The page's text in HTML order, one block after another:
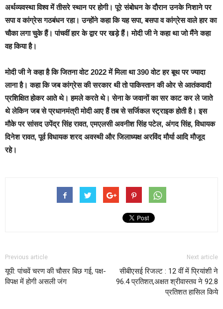
अर्थव्यवस्था विश्व में तीसरे स्थान पर होगी। पूरे संबोधन के दौरान उनके निशाने पर
सपा व कांग्रेस गठबंधन रहा। उन्होंने कहा कि यह सपा, बसपा व कांग्रेस वाले हार का
चौका लगा चुके हैं। पांचवीं हार के द्वार पर खड़े हैं। मोदी जी ने कहा था जो मैंने कहा
वह किया है।
मोदी जी ने कहा है कि जितना वोट 2022 में मिला था 390 वोट हर बूथ पर ज्यादा
लाना है। कहा कि जब कांग्रेस की सरकार थी तो पाकिस्तान की ओर से आतंकवादी
प्रशिक्षित होकर आते थे। हमले करते थे। सेना के जवानों का सर काट कर ले जाते
थे लेकिन जब से प्रधानमंत्री मोदी आए हैं तब से सर्जिकल स्ट्राइक होती है। इस
मौके पर सांसद उपेंद्र सिंह रावत, एमएलसी अवनीश सिंह पटेल, अंगद सिंह, विधायक
दिनेश रावत, पूर्व विधायक शरद अवस्थी और जिलाध्यक्ष अरविंद मौर्या आदि मौजूद
रहे।
Previous article
यूपी: पांचवें चरण की चौसर बिछ गई, पक्ष-
विपक्ष में होगी असली जंग
Next article
सीबीएसई रिजल्ट : 12 वीं में प्रियांशी ने
96.4 प्रतिशत,अक्षत श्रीवास्तव ने 92.8
प्रतिशत हासिल किये